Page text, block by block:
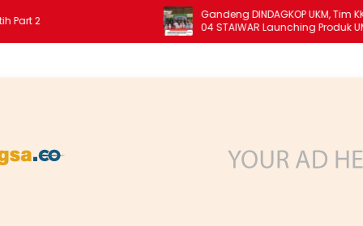
Gandeng DINDAGKOP UKM, Tim KKN Unit
04 STAIWAR Launching Produk UMKM
Desa Logung